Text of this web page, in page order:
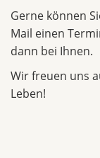
Gerne können
Mail einen
dann bei Ihnen.
Wir freuen uns
Leben!